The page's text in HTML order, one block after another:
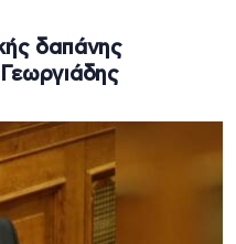
δαπάνης